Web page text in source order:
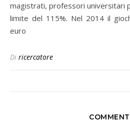
magistrati, professori universitari
limite del 115%. Nel 2014 il
euro
Di ricercatore